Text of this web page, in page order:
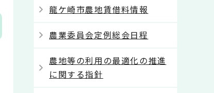
龍ケ崎市農地賃借料情報
農業委員会定例総会日程
農地等の利用の最適化の推進
に関する指針